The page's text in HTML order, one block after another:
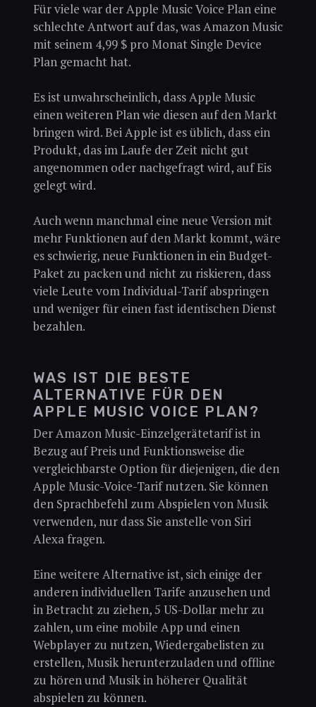
Für viele war der Apple Music Voice Plan eine
schlechte Antwort auf das, was Amazon Music
mit seinem 4,99 $ pro Monat Single Device
Plan gemacht hat.
Es ist unwahrscheinlich, dass Apple Music
einen weiteren Plan wie diesen auf den Markt
bringen wird. Bei Apple ist es üblich, dass ein
Produkt, das im Laufe der Zeit nicht gut
angenommen oder nachgefragt wird, auf Eis
gelegt wird.
Auch wenn manchmal eine neue Version mit
mehr Funktionen auf den Markt kommt, wäre
es schwierig, neue Funktionen in ein Budget-
Paket zu packen und nicht zu riskieren, dass
viele Leute vom Individual-Tarif abspringen
und weniger für einen fast identischen Dienst
bezahlen.
WAS IST DIE BESTE
ALTERNATIVE FÜR DEN
APPLE MUSIC VOICE PLAN?
Der Amazon Music-Einzelgerätetarif ist in
Bezug auf Preis und Funktionsweise die
vergleichbarste Option für diejenigen, die den
Apple Music-Voice-Tarif nutzen. Sie können
den Sprachbefehl zum Abspielen von Musik
verwenden, nur dass Sie anstelle von Siri
Alexa fragen.
Eine weitere Alternative ist, sich einige der
anderen individuellen Tarife anzusehen und
in Betracht zu ziehen, 5 US-Dollar mehr zu
zahlen, um eine mobile App und einen
Webplayer zu nutzen, Wiedergabelisten zu
erstellen, Musik herunterzuladen und offline
zu hören und Musik in höherer Qualität
abspielen zu können.